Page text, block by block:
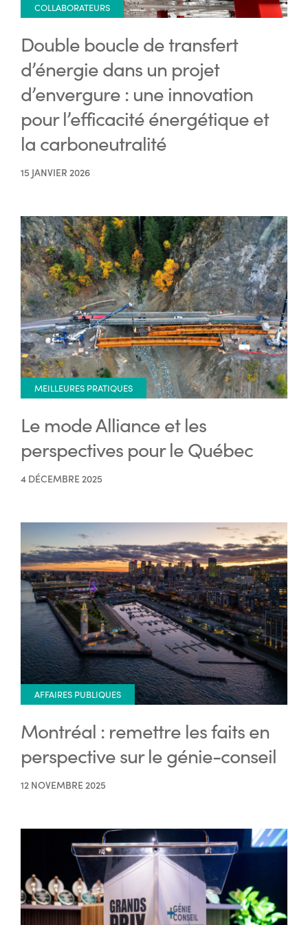
COLLABORATEURS
Double boucle de transfert
d’énergie dans un projet
d’envergure : une innovation
pour l’efficacité énergétique et
la carboneutralité
15 JANVIER 2026
MEILLEURES PRATIQUES
Le mode Alliance et les
perspectives pour le Québec
4 DÉCEMBRE 2025
AFFAIRES PUBLIQUES
Montréal : remettre les faits en
perspective sur le génie-conseil
12 NOVEMBRE 2025